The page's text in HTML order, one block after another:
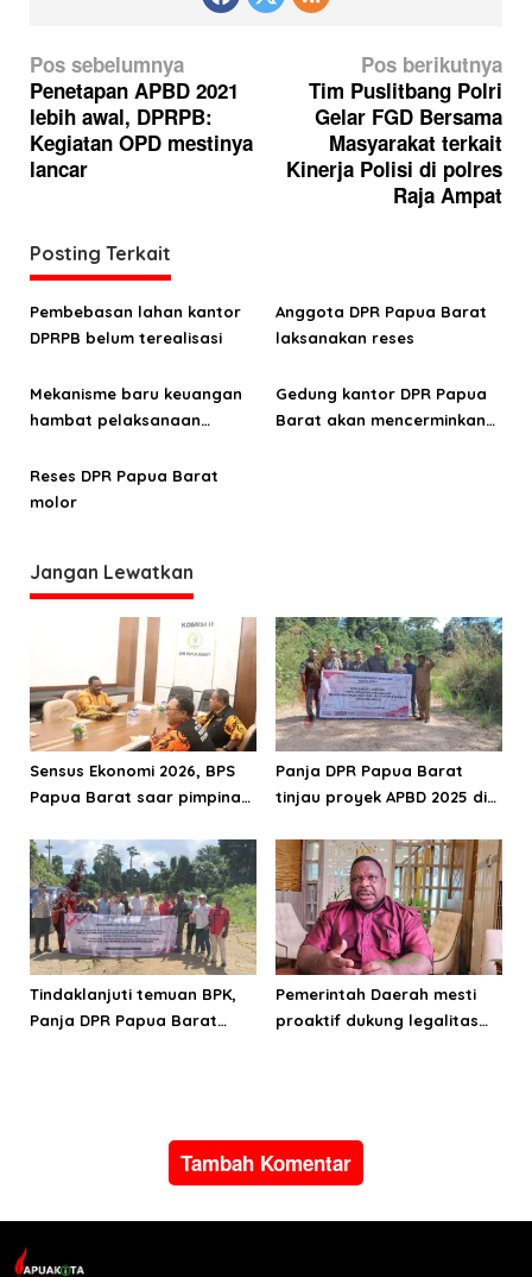
N
a
v
i
s
i
p
s
Pos sebelumnya
Penetapan APBD 2021
lebih awal, DPRPB:
Kegiatan OPD mestinya
lancar
Pos berikutnya
Tim Puslitbang Polri
Gelar FGD Bersama
Masyarakat terkait
Kinerja Polisi di polres
Raja Ampat
Posting Terkait
Pembebasan lahan kantor
DPRPB belum terealisasi
Anggota DPR Papua Barat
laksanakan reses
Mekanisme baru keuangan
hambat pelaksanaan
Gedung kantor DPR Papua
Barat akan mencerminkan
Reses DPR Papua Barat
molor
Jangan Lewatkan
Sensus Ekonomi 2026, BPS
Papua Barat saar pimpinan
Panja DPR Papua Barat
tinjau proyek APBD 2025 di
Bintuni
Tindaklanjuti temuan BPK,
Panja DPR Papua Barat
Pemerintah Daerah mesti
proaktif dukung legalitas
Tambah Komentar